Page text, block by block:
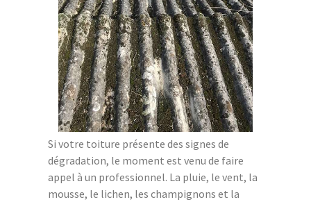
Si votre toiture présente des signes de
dégradation, le moment est venu de faire
appel à un professionnel. La pluie, le vent, la
mousse, le lichen, les champignons et la